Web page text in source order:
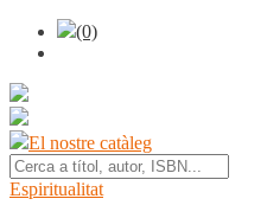
(0)
El nostre catàleg
Espiritualitat